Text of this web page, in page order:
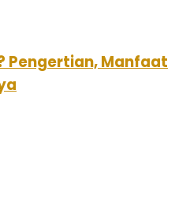
Pengertian, Manfaat